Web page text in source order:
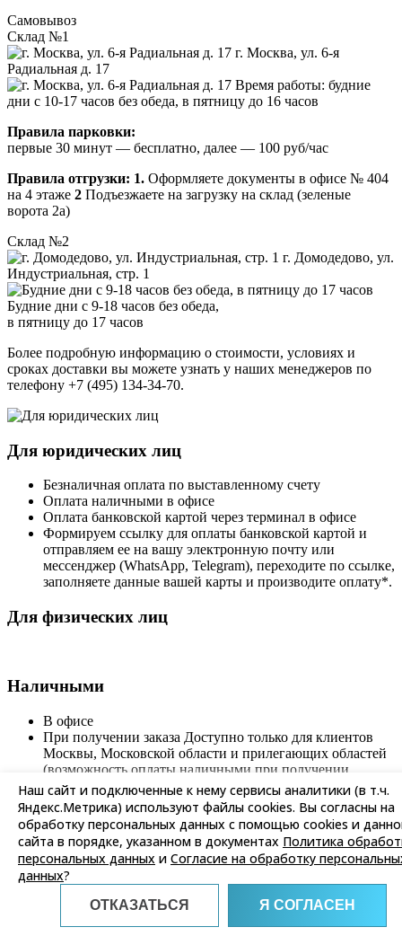
Самовывоз
Склад №1
г. Москва, ул. 6-я
Радиальная д. 17
Время работы: будние
дни с 10-17 часов без обеда, в пятницу до 16 часов
Правила парковки:
первые 30 минут — бесплатно, далее — 100 руб/час
Правила отгрузки: 1. Оформляете документы в офисе № 404
на 4 этаже 2 Подъезжаете на загрузку на склад (зеленые
ворота 2а)
Склад №2
г. Домодедово, ул.
Индустриальная, стр. 1
Будние дни с 9-18 часов без обеда,
в пятницу до 17 часов
Более подробную информацию о стоимости, условиях и
сроках доставки вы можете узнать у наших менеджеров по
телефону +7 (495) 134-34-70.
Для юридических лиц
Безналичная оплата по выставленному счету
Оплата наличными в офисе
Оплата банковской картой через терминал в офисе
Формируем ссылку для оплаты банковской картой и
отправляем ее на вашу электронную почту или
мессенджер (WhatsApp, Telegram), переходите по ссылке,
заполняете данные вашей карты и производите оплату*.
Для физических лиц
Наличными
В офисе
При получении заказа Доступно только для клиентов
Москвы, Московской области и прилегающих областей
(возможность оплаты наличными при получении
курьеру уточняйте у менеджеров по телефону +7 (495)
134-34-70)
Банковской картой
Через личный кабинет вашего интернет-банка по
Наш сайт и подключенные к нему сервисы аналитики (в т.ч.
Яндекс.Метрика) используют файлы cookies. Вы согласны на
обработку персональных данных с помощью cookies и
сайта в порядке, указанном в документах Политика
персональных данных и Согласие на обработку
данных?
ОТКАЗАТЬСЯ Я СОГЛАСЕН